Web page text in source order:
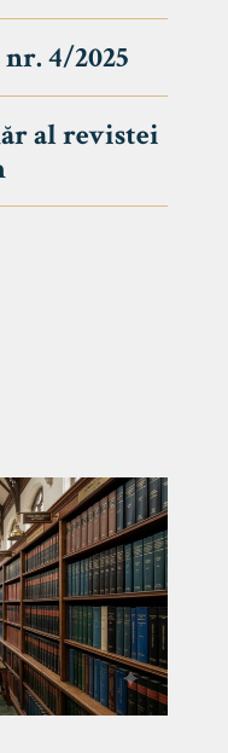
4/2025
al revistei